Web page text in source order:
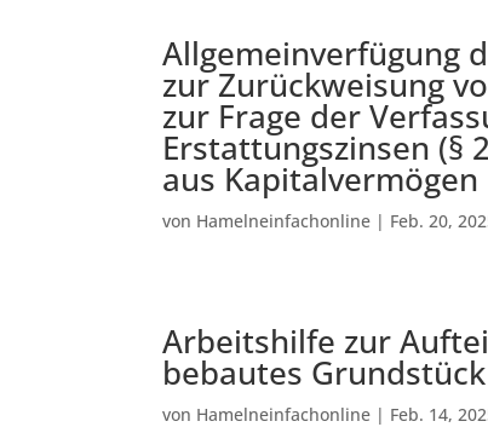
Allgemeinverfügung
zur Zurückweisung
zur Frage der
Erstattungszinsen (§
aus Kapitalvermögen
von Hamelneinfachonline | Feb. 20,
Arbeitshilfe zur
bebautes
von Hamelneinfachonline | Feb. 14,